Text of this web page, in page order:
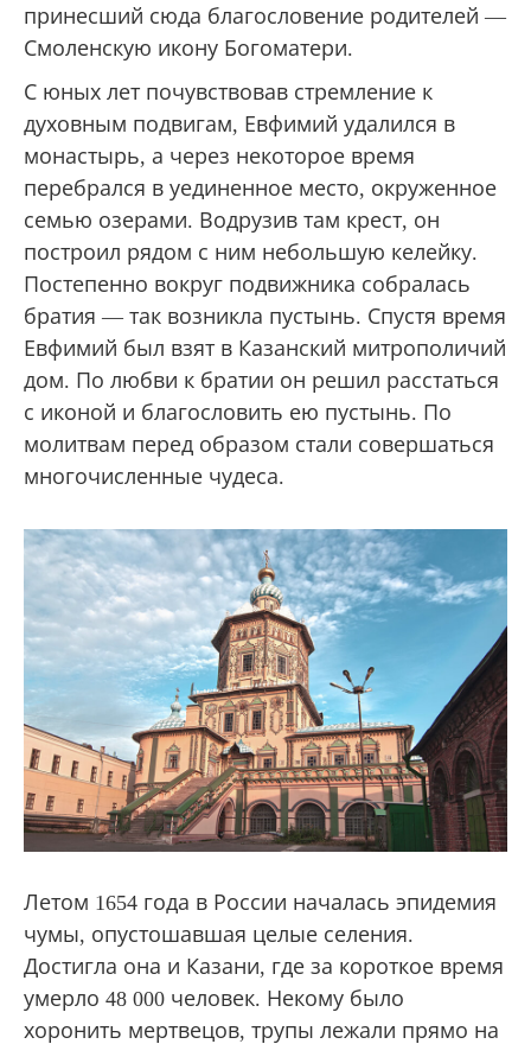
принесший сюда благословение родителей —
Смоленскую икону Богоматери.
С юных лет почувствовав стремление к
духовным подвигам, Евфимий удалился в
монастырь, а через некоторое время
перебрался в уединенное место, окруженное
семью озерами. Водрузив там крест, он
построил рядом с ним небольшую келейку.
Постепенно вокруг подвижника собралась
братия — так возникла пустынь. Спустя время
Евфимий был взят в Казанский митрополичий
дом. По любви к братии он решил расстаться
с иконой и благословить ею пустынь. По
молитвам перед образом стали совершаться
многочисленные чудеса.
Летом 1654 года в России началась эпидемия
чумы, опустошавшая целые селения.
Достигла она и Казани, где за короткое время
умерло 48 000 человек. Некому было
хоронить мертвецов, трупы лежали прямо на